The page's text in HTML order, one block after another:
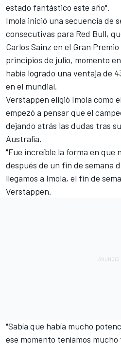
estado fantástico este año".
Imola inició una secuencia de
consecutivas para Red Bull,
Carlos Sainz en el Gran
principios de julio, momento
había logrado una ventaja de
en el mundial.
Verstappen eligió Imola como
empezó a pensar que el
dejando atrás las dudas tras
Australia.
"Fue increíble la forma en que
después de un fin de semana
llegamos a Imola, el fin de
Verstappen.
"Sabía que había mucho
ese momento teníamos